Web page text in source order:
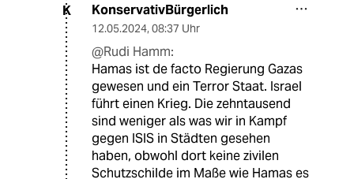
K KonservativBürgerlich
12.05.2024, 08:37 Uhr
@Rudi Hamm:
Hamas ist de facto Regierung Gazas
gewesen und ein Terror Staat. Israel
führt einen Krieg. Die zehntausend
sind weniger als was wir in Kampf
gegen ISIS in Städten gesehen
haben, obwohl dort keine zivilen
Schutzschilde im Maße wie Hamas es